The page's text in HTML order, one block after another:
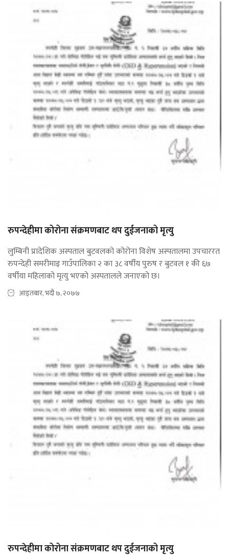
रुपन्देहीमा कोरोना संक्रमणबाट थप दुईजनाको मृत्यु
लुम्बिनी प्रादेशिक अस्पताल बुटवलको कोरोना विशेष अस्पतालमा उपचाररत
रुपन्देही समरीमाइ गाउँपालिका २ का ३८ वर्षीय पुरुष र बुटवल १ की ६७
वर्षीया महिलाको मृत्यु भएको अस्पतालले जनाएको छ।
आइतबार, भदौ ७, २०७७
रुपन्देहीमा कोरोना संक्रमणबाट थप दुईजनाको मृत्यु